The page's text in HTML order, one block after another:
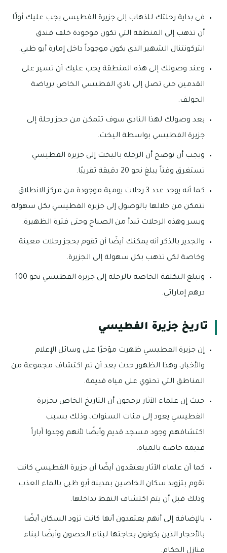
في بداية رحلتك للذهاب إلى جزيرة الفطيسي يجب عليك أولًا
أن تذهب إلى المنطقة التي تكون موجودة خلف فندق
انتركونتنال الشهير الذي يكون موجوداً داخل إمارة أبو ظبي.
وعند وصولك إلى هذه المنطقة يجب عليك أن تسير على
القدمين حتى تصل إلى نادي الفطيسي الخاص برياضة
الجولف.
بعد وصولك لهذا النادي سوف تتمكن من حجز رحلة إلى
جزيرة الفطيسي بواسطة اليخت.
ويجب أن نوضح أن الرحلة باليخت إلى جزيرة الفطيسي
تستغرق وقتاً يبلغ نحو 20 دقيقة تقريبًا.
كما أنه يوجد عدد 3 رحلات يومية موجودة من مركز الانطلاق
تتمكن من خلالها بالوصول إلى جزيرة الفطيسي بكل سهولة
ويسر وهذه الرحلات تبدأ من الصباح وحتى فترة الظهيرة.
والجدير بالذكر أنه يمكنك أيضًا أن تقوم بحجز رحلات معينة
وخاصة لكي تذهب بكل سهولة إلى الجزيرة.
وتبلغ التكلفة الخاصة بالرحلة إلى جزيرة الفطيسي نحو 100
درهم إماراتي.
تاريخ جزيرة الفطيسي
إن جزيرة الفطيسي ظهرت مؤخرًا على وسائل الإعلام
والأخبار، وهذا الظهور حدث بعد أن تم اكتشاف مجموعة من
المناطق التي تحتوي على مياه قديمة.
حيث إن علماء الآثار يرجحون أن التاريخ الخاص بجزيرة
الفطيسي يعود إلى مئات السنوات، وذلك بسبب
اكتشافهم وجود مسجد قديم وأيضًا لأنهم وجدوا آباراً
قديمة خاصة بالمياه.
كما أن علماء الآثار يعتقدون أيضًا أن جزيرة الفطيسي كانت
تقوم بتزويد سكان الخاصين بمدينة أبو ظبي بالماء العذب
وذلك قبل أن يتم اكتشاف النفط بداخلها.
بالإضافة إلى أنهم يعتقدون أنها كانت تزود السكان أيضًا
بالأحجار الذين يكونون بحاجتها لبناء الحصون وأيضًا لبناء
منازل الحكام.